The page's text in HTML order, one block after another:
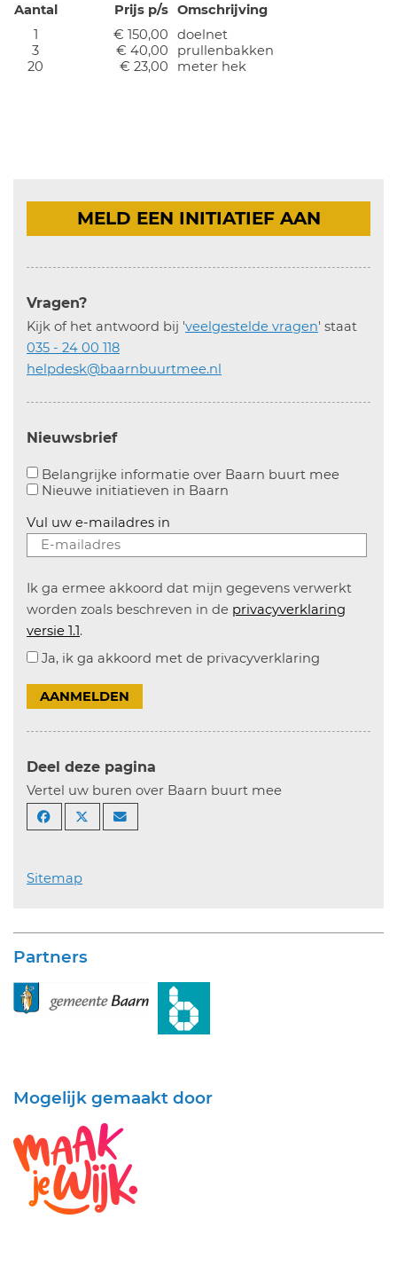
Aantal Prijs p/s Omschrijving
1
€ 150,00
doelnet
3
€ 40,00
prullenbakken
20
€ 23,00 meter hek
MELD EEN INITIATIEF AAN
Vragen?
Kijk of het antwoord bij 'veelgestelde vragen' staat
035 - 24 00 118
helpdesk@baarnbuurtmee.nl
Nieuwsbrief
Belangrijke informatie over Baarn buurt mee
Nieuwe initiatieven in Baarn
Vul uw e-mailadres in
Ik ga ermee akkoord dat mijn gegevens verwerkt
worden zoals beschreven in de privacyverklaring
versie 1.1.
Ja, ik ga akkoord met de privacyverklaring
AANMELDEN
Deel deze pagina
Vertel uw buren over Baarn buurt mee
Sitemap
Partners
Mogelijk gemaakt door